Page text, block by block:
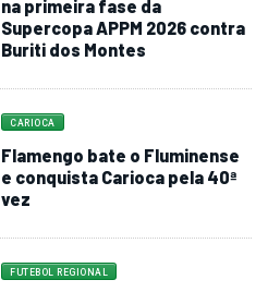
na primeira fase da
Supercopa APPM 2026 contra
Buriti dos Montes
CARIOCA
Flamengo bate o Fluminense
e conquista Carioca pela 40ª
vez
FUTEBOL REGIONAL